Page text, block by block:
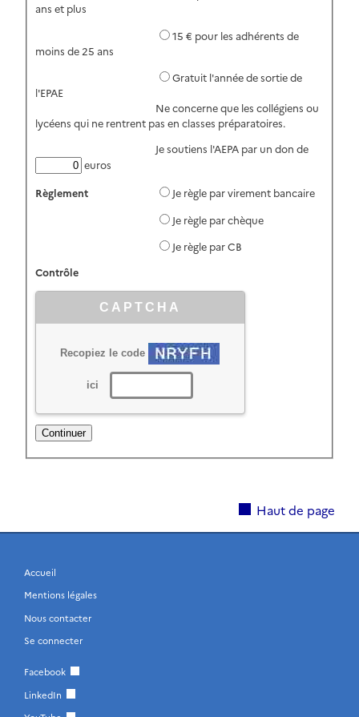
ans et plus
15 € pour les adhérents de
moins de 25 ans
Gratuit l'année de sortie de
l'EPAE
Ne concerne que les collégiens ou
lycéens qui ne rentrent pas en classes préparatoires.
Je soutiens l'AEPA par un don de
euros
Règlement
Je règle par virement bancaire
Je règle par chèque
Je règle par CB
Contrôle
CAPTCHA
Recopiez le code
ici
Haut de page
Accueil
Mentions légales
Nous contacter
Se connecter
Facebook
LinkedIn